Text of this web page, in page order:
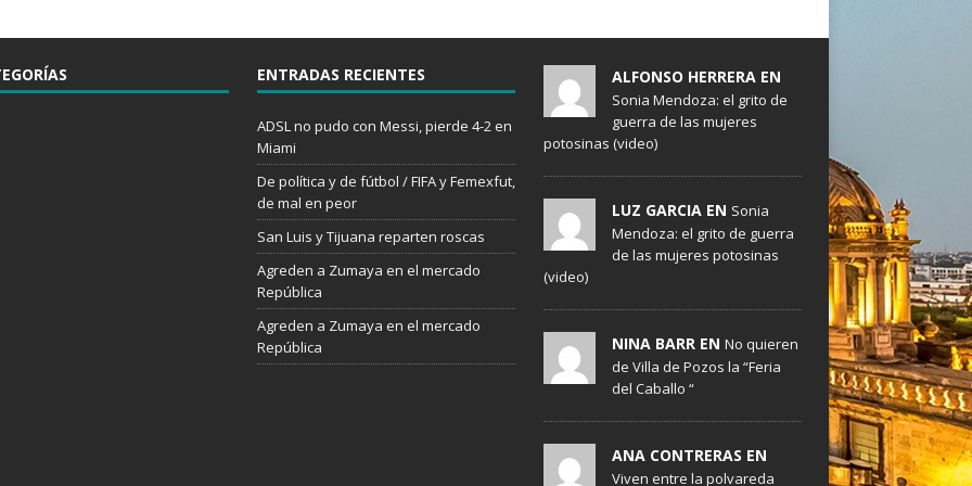
ENTRADAS RECIENTES
ADSL no pudo con Messi, pierde 4-2 en
Miami
De política y de fútbol / FIFA y Femexfut,
de mal en peor
San Luis y Tijuana reparten roscas
Agreden a Zumaya en el mercado
República
Agreden a Zumaya en el mercado
República
ALFONSO HERRERA EN
Sonia Mendoza: el grito de
guerra de las mujeres
potosinas (video)
LUZ GARCIA EN Sonia
Mendoza: el grito de guerra
de las mujeres potosinas
(video)
NINA BARR EN No quieren
de Villa de Pozos la “Feria
del Caballo “
ANA CONTRERAS EN
Viven entre la polvareda